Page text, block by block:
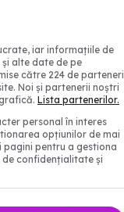
cu numărul de
și
că acest
la o
iar informațiile de
alte date de pe
către 224 de parteneri
Noi și partenerii noștri
Lista partenerilor.
personal în interes
opțiunilor de mai
pagini pentru a gestiona
confidențialitate și